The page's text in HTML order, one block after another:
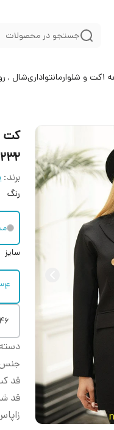
جستجو در محصولات
1 کت و شلوارمانتواداریشال ,
کت
232
برند:
رنگ
سایز
۴۶
قد
قد